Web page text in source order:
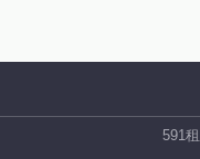
591